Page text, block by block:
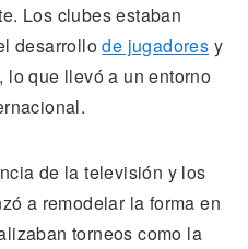
Los clubes estaban
desarrollode jugadores y
lo que llevó a un entorno
de la televisión y los
a remodelar la forma en
torneos como la